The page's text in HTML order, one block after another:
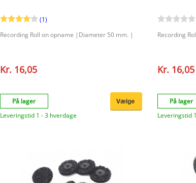
(1)
Recording Roll on opname |Diameter 50 mm. |
Kr. 16,05
På lager
Leveringstid 1 - 3 hverdage
Recording
Kr. 16,05
På lager
Leveringstid